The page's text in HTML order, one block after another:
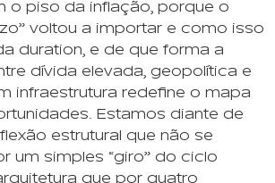
o piso da inflação, porque o
voltou a importar e como isso
duration, e de que forma a
dívida elevada, geopolítica e
infraestrutura redefine o mapa
Estamos diante de
estrutural que não se
um simples “giro” do ciclo
que por quatro